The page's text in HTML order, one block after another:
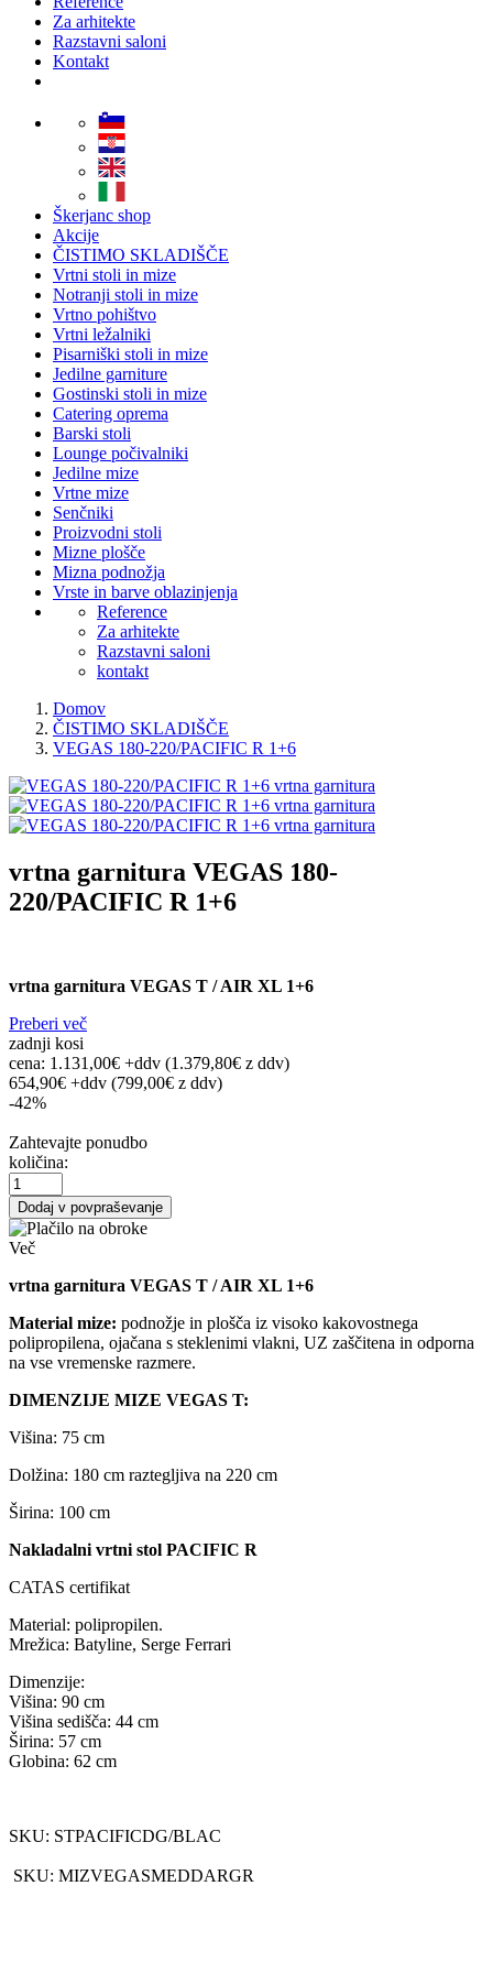
Za arhitekte
Razstavni saloni
Kontakt
Škerjanc shop
Akcije
ČISTIMO SKLADIŠČE
Vrtni stoli in mize
Notranji stoli in mize
Vrtno pohištvo
Vrtni ležalniki
Pisarniški stoli in mize
Jedilne garniture
Gostinski stoli in mize
Catering oprema
Barski stoli
Lounge počivalniki
Jedilne mize
Vrtne mize
Senčniki
Proizvodni stoli
Mizne plošče
Mizna podnožja
Vrste in barve oblazinjenja
Reference
Za arhitekte
Razstavni saloni
kontakt
Domov
ČISTIMO SKLADIŠČE
VEGAS 180-220/PACIFIC R 1+6
vrtna garnitura VEGAS 180-
220/PACIFIC R 1+6
vrtna garnitura VEGAS T / AIR XL 1+6
Preberi več
zadnji kosi
cena: 1.131,00€ +ddv (1.379,80€ z ddv)
654,90€ +ddv (799,00€ z ddv)
-42%
Zahtevajte ponudbo
količina:
Dodaj v povpraševanje
Več
vrtna garnitura VEGAS T / AIR XL 1+6
Material mize: podnožje in plošča iz visoko kakovostnega
polipropilena, ojačana s steklenimi vlakni, UZ zaščitena in odporna
na vse vremenske razmere.
DIMENZIJE MIZE VEGAS T:
Višina: 75 cm
Dolžina: 180 cm raztegljiva na 220 cm
Širina: 100 cm
Nakladalni vrtni stol PACIFIC R
CATAS certifikat
Material: polipropilen.
Mrežica: Batyline, Serge Ferrari
Dimenzije:
Višina: 90 cm
Višina sedišča: 44 cm
Širina: 57 cm
Globina: 62 cm
SKU: STPACIFICDG/BLAC
SKU: MIZVEGASMEDDARGR